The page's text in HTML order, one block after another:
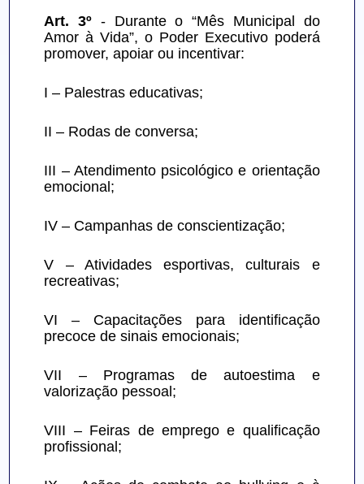
Art. 3º - Durante o “Mês Municipal do
Amor à Vida”, o Poder Executivo poderá
promover, apoiar ou incentivar:
I – Palestras educativas;
II – Rodas de conversa;
III – Atendimento psicológico e orientação
emocional;
IV – Campanhas de conscientização;
V – Atividades esportivas, culturais e
recreativas;
VI – Capacitações para identificação
precoce de sinais emocionais;
VII – Programas de autoestima e
valorização pessoal;
VIII – Feiras de emprego e qualificação
profissional;